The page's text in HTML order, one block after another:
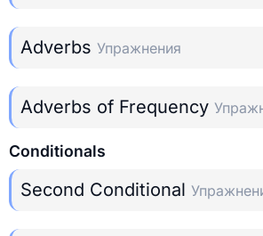
Adverbs Упражнения
Adverbs of Frequency
Conditionals
Second Conditional